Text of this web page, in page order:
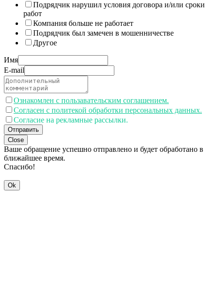
Подрядчик нарушил условия договора и/или сроки
работ
Компания больше не работает
Подрядчик был замечен в мошенничестве
Другое
Имя
E-mail
Ознакомлен с пользавательским соглашением.
Согласен с политекой обработки персональных данных.
Согласие на рекламные рассылки.
Отправить
Close
Ваше обращение успешно отправлено и будет обработано в
ближайшее время.
Спасибо!
Ok